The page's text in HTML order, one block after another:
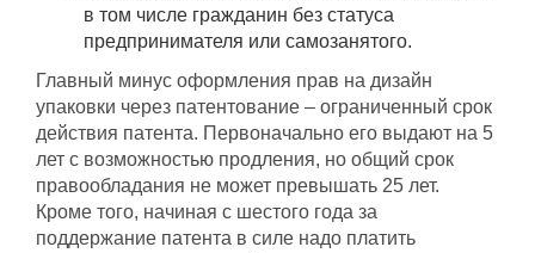
в том числе гражданин без статуса
предпринимателя или самозанятого.
Главный минус оформления прав на дизайн
упаковки через патентование – ограниченный срок
действия патента. Первоначально его выдают на 5
лет с возможностью продления, но общий срок
правообладания не может превышать 25 лет.
Кроме того, начиная с шестого года за
поддержание патента в силе надо платить